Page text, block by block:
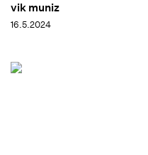
vik muniz
16.5.2024